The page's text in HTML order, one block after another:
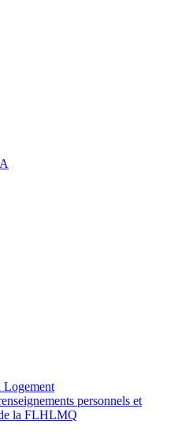
Logement
personnels et
la FLHLMQ